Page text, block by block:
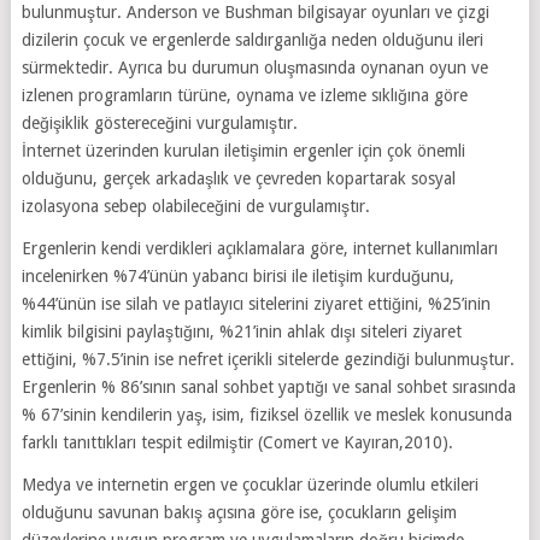
bulunmuştur. Anderson ve Bushman bilgisayar oyunları ve çizgi
dizilerin çocuk ve ergenlerde saldırganlığa neden olduğunu ileri
sürmektedir. Ayrıca bu durumun oluşmasında oynanan oyun ve
izlenen programların türüne, oynama ve izleme sıklığına göre
değişiklik göstereceğini vurgulamıştır.
İnternet üzerinden kurulan iletişimin ergenler için çok önemli
olduğunu, gerçek arkadaşlık ve çevreden kopartarak sosyal
izolasyona sebep olabileceğini de vurgulamıştır.
Ergenlerin kendi verdikleri açıklamalara göre, internet kullanımları
incelenirken %74’ünün yabancı birisi ile iletişim kurduğunu,
%44’ünün ise silah ve patlayıcı sitelerini ziyaret ettiğini, %25’inin
kimlik bilgisini paylaştığını, %21’inin ahlak dışı siteleri ziyaret
ettiğini, %7.5’inin ise nefret içerikli sitelerde gezindiği bulunmuştur.
Ergenlerin % 86’sının sanal sohbet yaptığı ve sanal sohbet sırasında
% 67’sinin kendilerin yaş, isim, fiziksel özellik ve meslek konusunda
farklı tanıttıkları tespit edilmiştir (Comert ve Kayıran,2010).
Medya ve internetin ergen ve çocuklar üzerinde olumlu etkileri
olduğunu savunan bakış açısına göre ise, çocukların gelişim